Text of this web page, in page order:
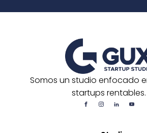
Somos un studio enfocado
startups rentables.